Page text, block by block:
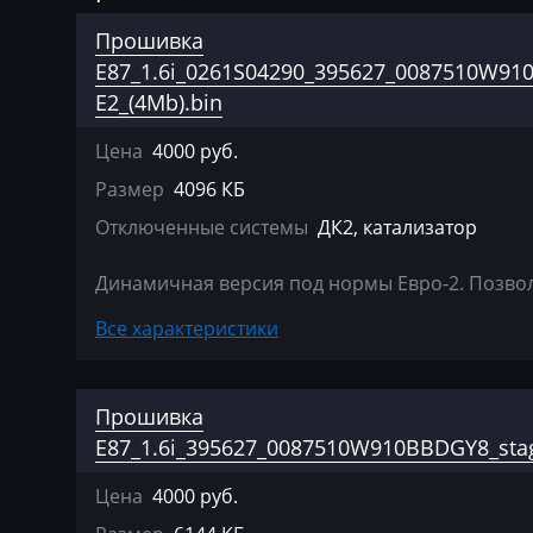
Agrifac
Albach
Alfa Romeo
Arbos
AshokLeyland
Atlas
Ausa
AVR
Bosch EDC17C41
Bosch EDC17CP02
Bosch
MD1CS00Х)
Прошивка
E2_(4Mb).bin
Цена 4000 руб.
Размер 4096 КБ
Отключенные системы ДК2, катализатор
Динамичная версия под нормы Евро-2.
Все характеристики
Прошивка
Цена 4000 руб.